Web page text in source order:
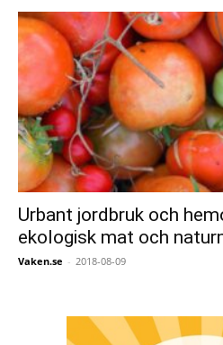
Urbant jordbruk och
ekologisk mat och
Vaken.se - 2018-08-09